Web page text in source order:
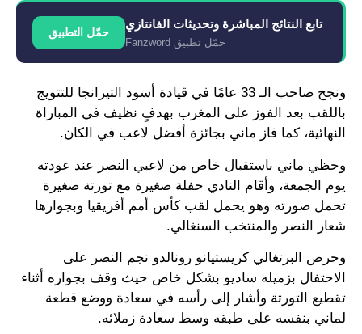
تابع النتائج المباشرة وتحديثات الفانتازي
حمّل تطبيق Fanzword
حمّل التطبيق
ونجح صاحب الـ 33 عامًا في قيادة أسود التيرانجا للتتويج
باللقب بعد الفوز على المغرب بهدفٍ نظيف في المباراة
النهائية، كما فاز ماني بجائزة أفضل لاعب في الكان.
وحظي ماني باستقبال خاص من لاعبي النصر عند عودته
يوم الجمعة، وأقام النادي حفلة صغيرة مع تورتة صغيرة
تحمل صورته وهو يحمل لقب كأس أمم أفريقيا وبجوارها
شعار النصر والمنتخب السنغالي.
وحرص البرتغالي كريستيانو رونالدو نجم النصر على
الاحتفال بزميله ساديو بشكل خاص حيث وقف بجواره أثناء
تقطيع التورتة وأشار إلى رأسه في سعادة ووضع قطعة
لماني بنفسه على طبقه وسط سعادة زملائه.